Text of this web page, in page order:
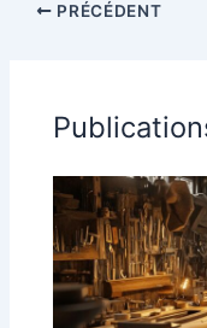
joueurs
PRÉCÉDENT